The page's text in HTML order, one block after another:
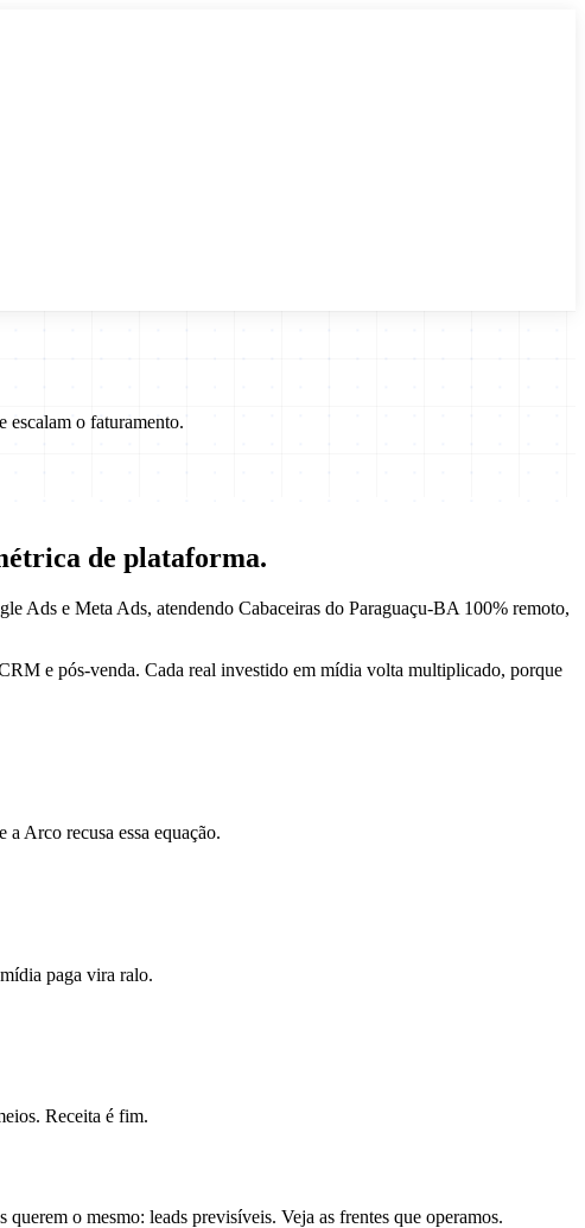
escalam o faturamento.
de plataforma.
Ads e Meta Ads, atendendo Cabaceiras do Paraguaçu-BA 100% remoto,
e pós-venda. Cada real investido em mídia volta multiplicado, porque
Arco recusa essa equação.
paga vira ralo.
Receita é fim.
o mesmo: leads previsíveis. Veja as frentes que operamos.